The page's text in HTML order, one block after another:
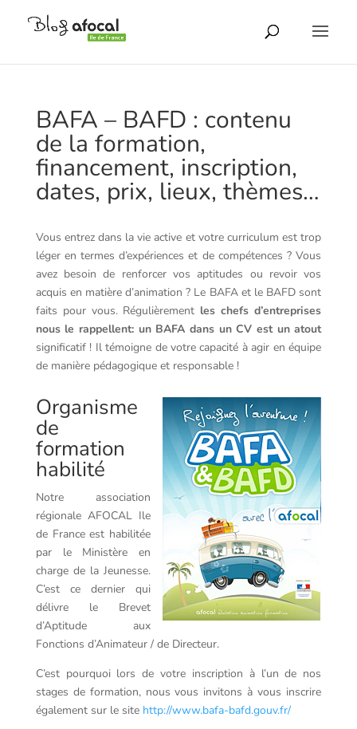
BAFA – BAFD : contenu
de la formation,
financement, inscription,
dates, prix, lieux, thèmes…
Vous entrez dans la vie active et votre curriculum est trop
léger en termes d’expériences et de compétences ? Vous
avez besoin de renforcer vos aptitudes ou revoir vos
acquis en matière d’animation ? Le BAFA et le BAFD sont
faits pour vous. Régulièrement les chefs d’entreprises
nous le rappellent: un BAFA dans un CV est un atout
significatif ! Il témoigne de votre capacité à agir en équipe
de manière pédagogique et responsable !
Organisme
de
formation
habilité
Notre association
régionale AFOCAL Ile
de France est habilitée
par le Ministère en
charge de la Jeunesse.
C’est ce dernier qui
délivre le Brevet
d’Aptitude aux
Fonctions d’Animateur / de Directeur.
C’est pourquoi lors de votre inscription à l’un de nos
stages de formation, nous vous invitons à vous inscrire
également sur le site http://www.bafa-bafd.gouv.fr/